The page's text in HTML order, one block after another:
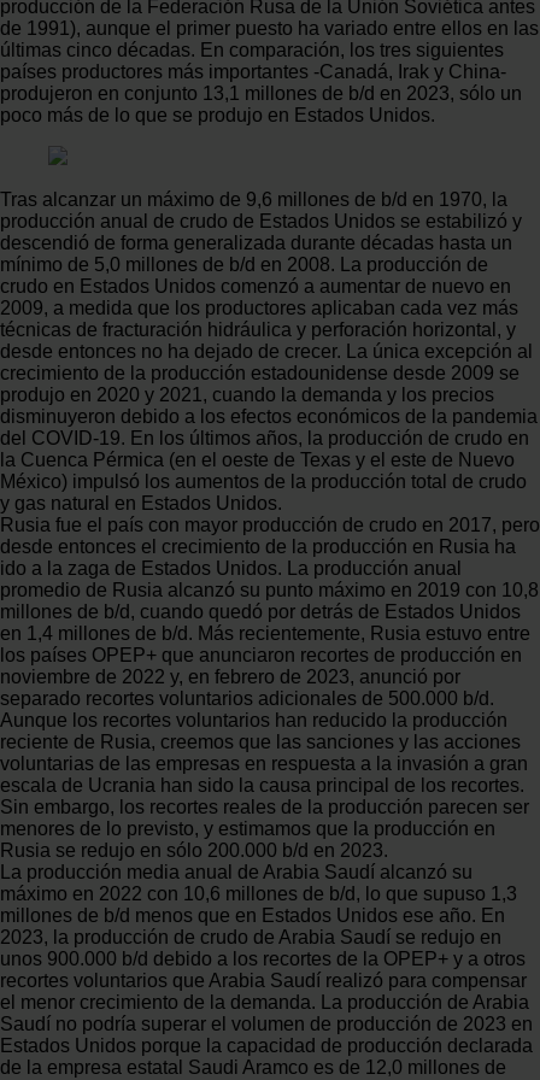
producción de la Federación Rusa de la Unión Soviética antes
de 1991), aunque el primer puesto ha variado entre ellos en las
últimas cinco décadas. En comparación, los tres siguientes
países productores más importantes -Canadá, Irak y China-
produjeron en conjunto 13,1 millones de b/d en 2023, sólo un
poco más de lo que se produjo en Estados Unidos.
Tras alcanzar un máximo de 9,6 millones de b/d en 1970, la
producción anual de crudo de Estados Unidos se estabilizó y
descendió de forma generalizada durante décadas hasta un
mínimo de 5,0 millones de b/d en 2008. La producción de
crudo en Estados Unidos comenzó a aumentar de nuevo en
2009, a medida que los productores aplicaban cada vez más
técnicas de fracturación hidráulica y perforación horizontal, y
desde entonces no ha dejado de crecer. La única excepción al
crecimiento de la producción estadounidense desde 2009 se
produjo en 2020 y 2021, cuando la demanda y los precios
disminuyeron debido a los efectos económicos de la pandemia
del COVID-19. En los últimos años, la producción de crudo en
la Cuenca Pérmica (en el oeste de Texas y el este de Nuevo
México) impulsó los aumentos de la producción total de crudo
y gas natural en Estados Unidos.
Rusia fue el país con mayor producción de crudo en 2017, pero
desde entonces el crecimiento de la producción en Rusia ha
ido a la zaga de Estados Unidos. La producción anual
promedio de Rusia alcanzó su punto máximo en 2019 con 10,8
millones de b/d, cuando quedó por detrás de Estados Unidos
en 1,4 millones de b/d. Más recientemente, Rusia estuvo entre
los países OPEP+ que anunciaron recortes de producción en
noviembre de 2022 y, en febrero de 2023, anunció por
separado recortes voluntarios adicionales de 500.000 b/d.
Aunque los recortes voluntarios han reducido la producción
reciente de Rusia, creemos que las sanciones y las acciones
voluntarias de las empresas en respuesta a la invasión a gran
escala de Ucrania han sido la causa principal de los recortes.
Sin embargo, los recortes reales de la producción parecen ser
menores de lo previsto, y estimamos que la producción en
Rusia se redujo en sólo 200.000 b/d en 2023.
La producción media anual de Arabia Saudí alcanzó su
máximo en 2022 con 10,6 millones de b/d, lo que supuso 1,3
millones de b/d menos que en Estados Unidos ese año. En
2023, la producción de crudo de Arabia Saudí se redujo en
unos 900.000 b/d debido a los recortes de la OPEP+ y a otros
recortes voluntarios que Arabia Saudí realizó para compensar
el menor crecimiento de la demanda. La producción de Arabia
Saudí no podría superar el volumen de producción de 2023 en
Estados Unidos porque la capacidad de producción declarada
de la empresa estatal Saudi Aramco es de 12,0 millones de